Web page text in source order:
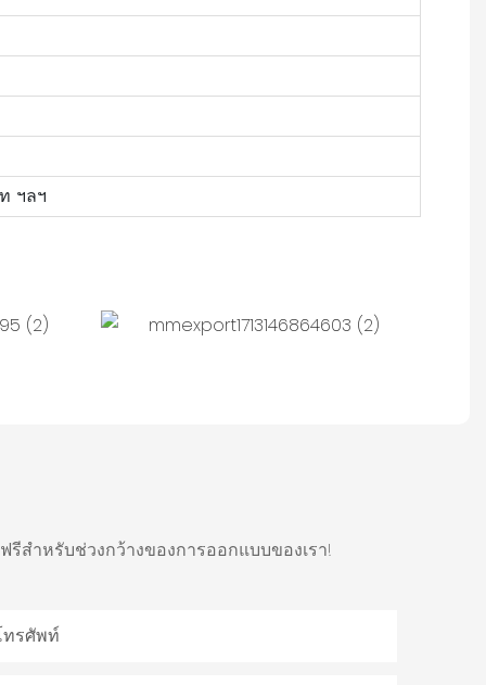
ฯลฯ
สำหรับช่วงกว้างของการออกแบบของเรา!
ทรศัพท์